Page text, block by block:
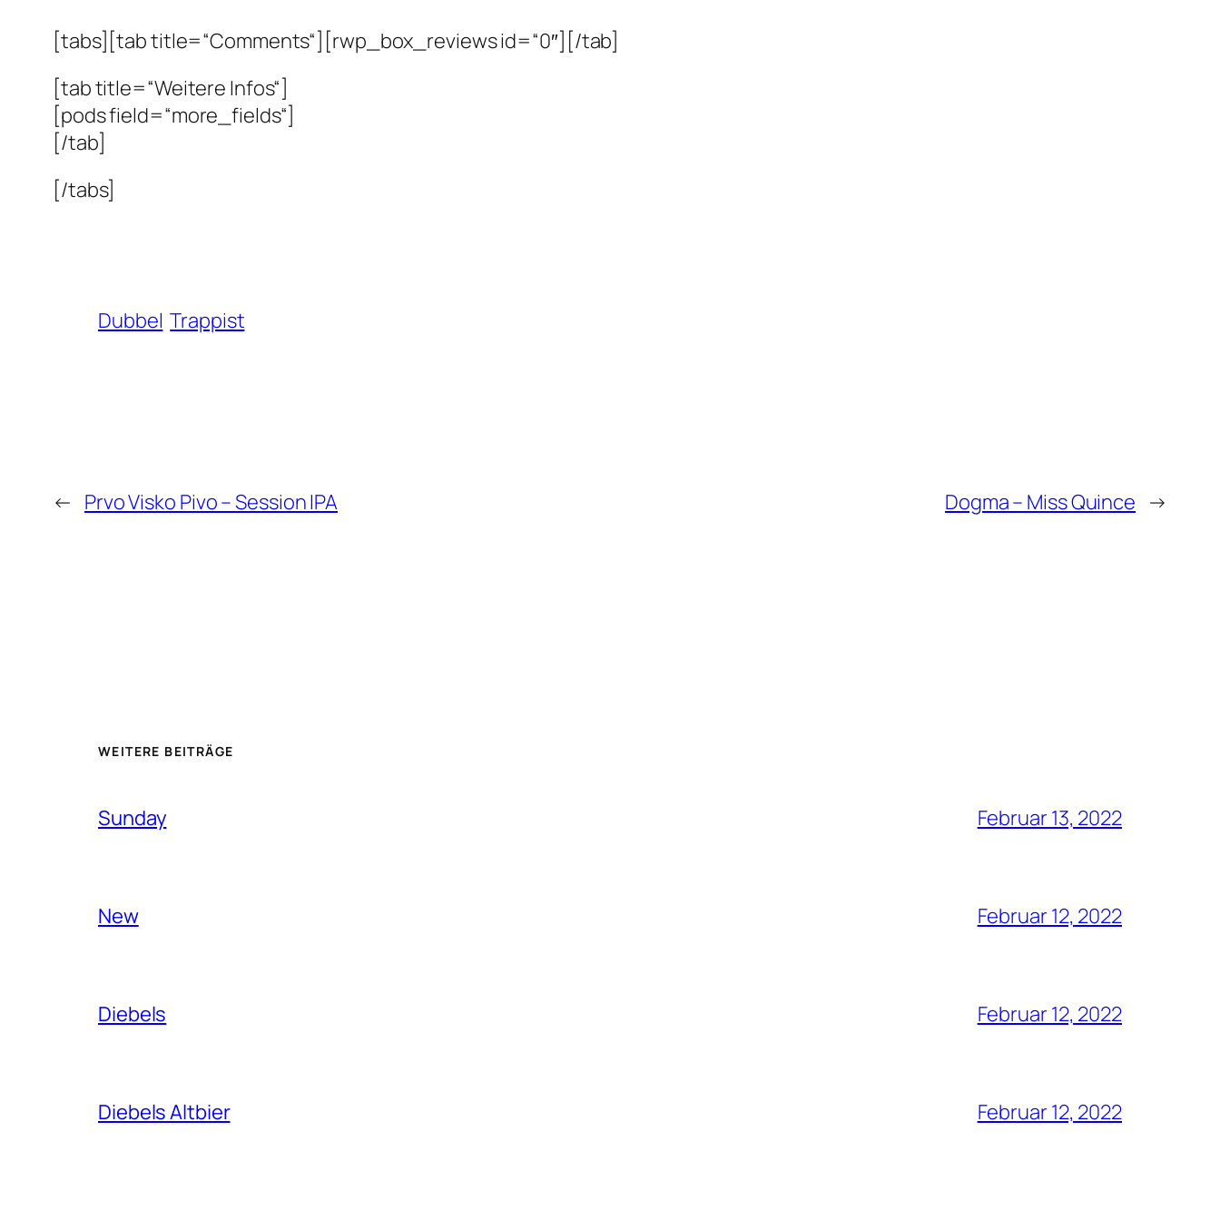
[tabs][tab title=“Comments“][rwp_box_reviews id=“0″][/tab]
[tab title=“Weitere Infos“]
[pods field=“more_fields“]
[/tab]
[/tabs]
Dubbel Trappist
← Prvo Visko Pivo – Session IPA Dogma – Miss Quince →
WEITERE BEITRÄGE
Sunday Februar 13, 2022
New Februar 12, 2022
Diebels Februar 12, 2022
Diebels Altbier Februar 12, 2022